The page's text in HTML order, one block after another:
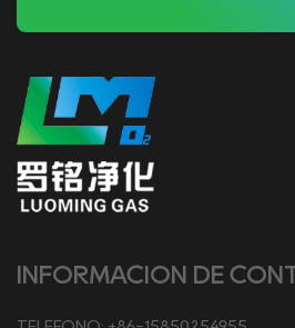
INFORMACIÓN DE